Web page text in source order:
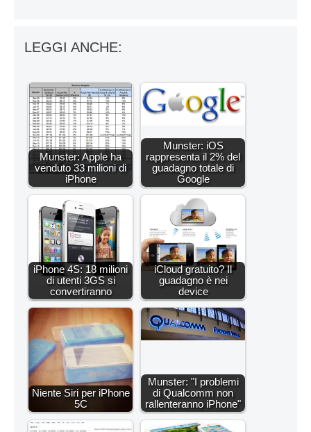
LEGGI ANCHE:
Munster: Apple ha
venduto 33 milioni di
iPhone
Munster: iOS
rappresenta il 2% del
guadagno totale di
Google
iPhone 4S: 18 milioni
di utenti 3GS si
convertiranno
iCloud gratuito? Il
guadagno è nei
device
Niente Siri per iPhone
5C
Munster: "I problemi
di Qualcomm non
rallenteranno iPhone"